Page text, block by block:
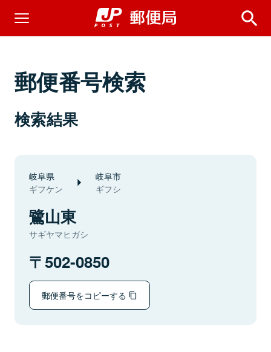
郵便番号検索
検索結果
岐阜県
ギフケン
岐阜市
ギフシ
鷺山東
サギヤマヒガシ
502-0850
郵便番号をコピーする